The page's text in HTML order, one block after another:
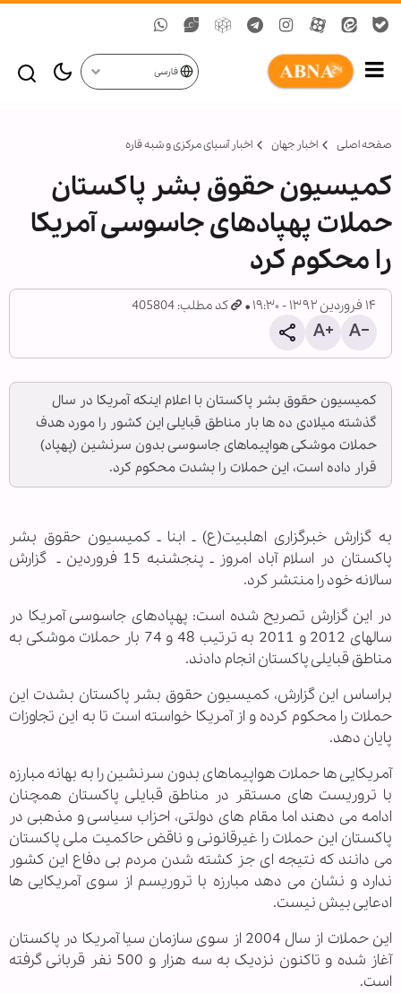
فارسی
صفحه اصلی اخبار جهان اخبار آسیای مرکزی و شبه قاره
کمیسیون حقوق بشر پاکستان
حملات پهپادهای جاسوسی آمریکا
را محکوم کرد
۱۴ فروردین ۱۳۹۲ - ۱۹:۳۰ کد مطلب: 405804
کمیسیون حقوق بشر پاکستان با اعلام اینکه آمریکا در سال
گذشته میلادی ده ها بار مناطق قبایلی این کشور را مورد هدف
حملات موشکی هواپیماهای جاسوسی بدون سرنشین (پهپاد)
قرار داده است، این حملات را بشدت محکوم کرد.
به گزارش خبرگزاری اهل‏بیت(ع) ـ ابنا ـ کمیسیون حقوق بشر
پاکستان در اسلام آباد امروز ـ پنجشنبه 15 فروردین ـ گزارش
سالانه خود را منتشر کرد.
در این گزارش تصریح شده است: پهپادهای جاسوسی آمریکا در
سالهای 2012 و 2011 به ترتیب 48 و 74 بار حملات موشکی به
مناطق قبایلی پاکستان انجام دادند.
براساس این گزارش، کمیسیون حقوق بشر پاکستان بشدت این
حملات را محکوم کرده و از آمریکا خواسته است تا به این تجاوزات
پایان دهد.
آمریکایی ها حملات هواپیماهای بدون سرنشین را به بهانه مبارزه
با تروریست های مستقر در مناطق قبایلی پاکستان همچنان
ادامه می دهند اما مقام های دولتی، احزاب سیاسی و مذهبی در
پاکستان این حملات را غیرقانونی و ناقض حاکمیت ملی پاکستان
می دانند که نتیجه ای جز کشته شدن مردم بی دفاع این کشور
ندارد و نشان می دهد مبارزه با تروریسم از سوی آمریکایی ها
ادعایی بیش نیست.
این حملات از سال 2004 از سوی سازمان سیا آمریکا در پاکستان
آغاز شده و تاکنون نزدیک به سه هزار و 500 نفر قربانی گرفته
است.